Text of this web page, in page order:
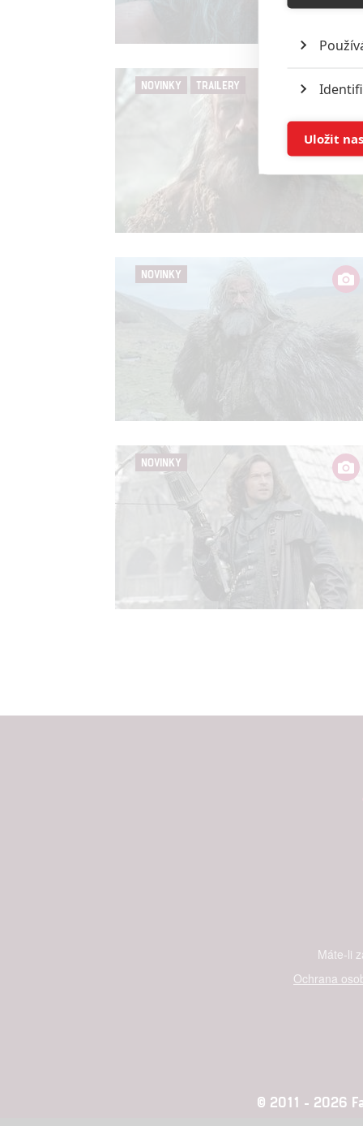
NOVINKY TRAILERY
NOVINKY
NOVINKY
Máte-li
Ochrana
© 2011 - 2026
Udělením
možnost:
Uložit